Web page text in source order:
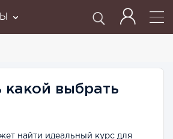
какой выбрать
найти идеальный курс для